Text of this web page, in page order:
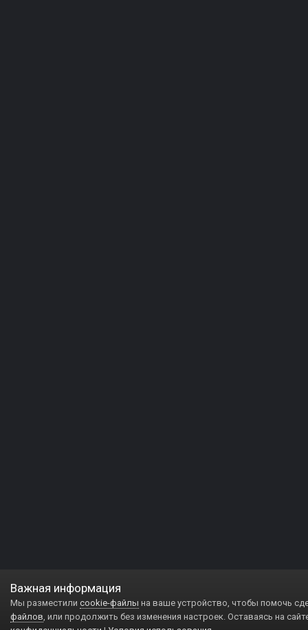
Важная информация
Мы разместили cookie-файлы на ваше устройство, чтобы помочь
файлов, или продолжить без изменения настроек. Оставаясь на